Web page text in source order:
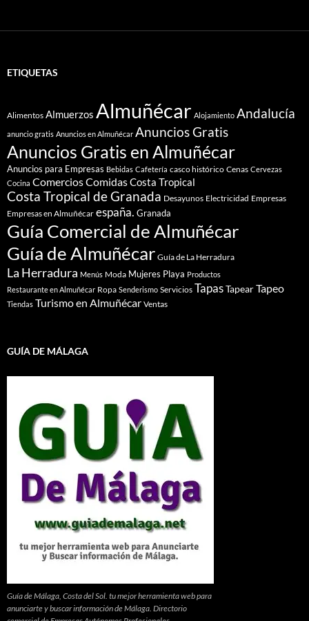
ETIQUETAS
Alimentos Almuerzos Almuñécar Alojamiento Andalucía
anuncio gratis Anuncios en Almuñécar Anuncios Gratis
Anuncios Gratis en Almuñécar
Anuncios para Empresas Bebidas Cafetería casco histórico Cenas Cervezas
Cocina ComerciosComidasCosta Tropical
Costa Tropical de Granada Desayunos Electricidad Empresas
Empresas en Almuñécar españa. Granada
Guía Comercial de Almuñécar
Guía de Almuñécar Guía de La Herradura
La Herradura Menús Moda Mujeres Playa Productos
Restaurante en Almuñécar Ropa Senderismo Servicios TapasTapearTapeo
Tiendas Turismo en Almuñécar Ventas
GUÍA DE MÁLAGA
Guía de Málaga, Costa del Sol. tu mejor herramienta web para
anunciarte y buscar información de Málaga. Directorio